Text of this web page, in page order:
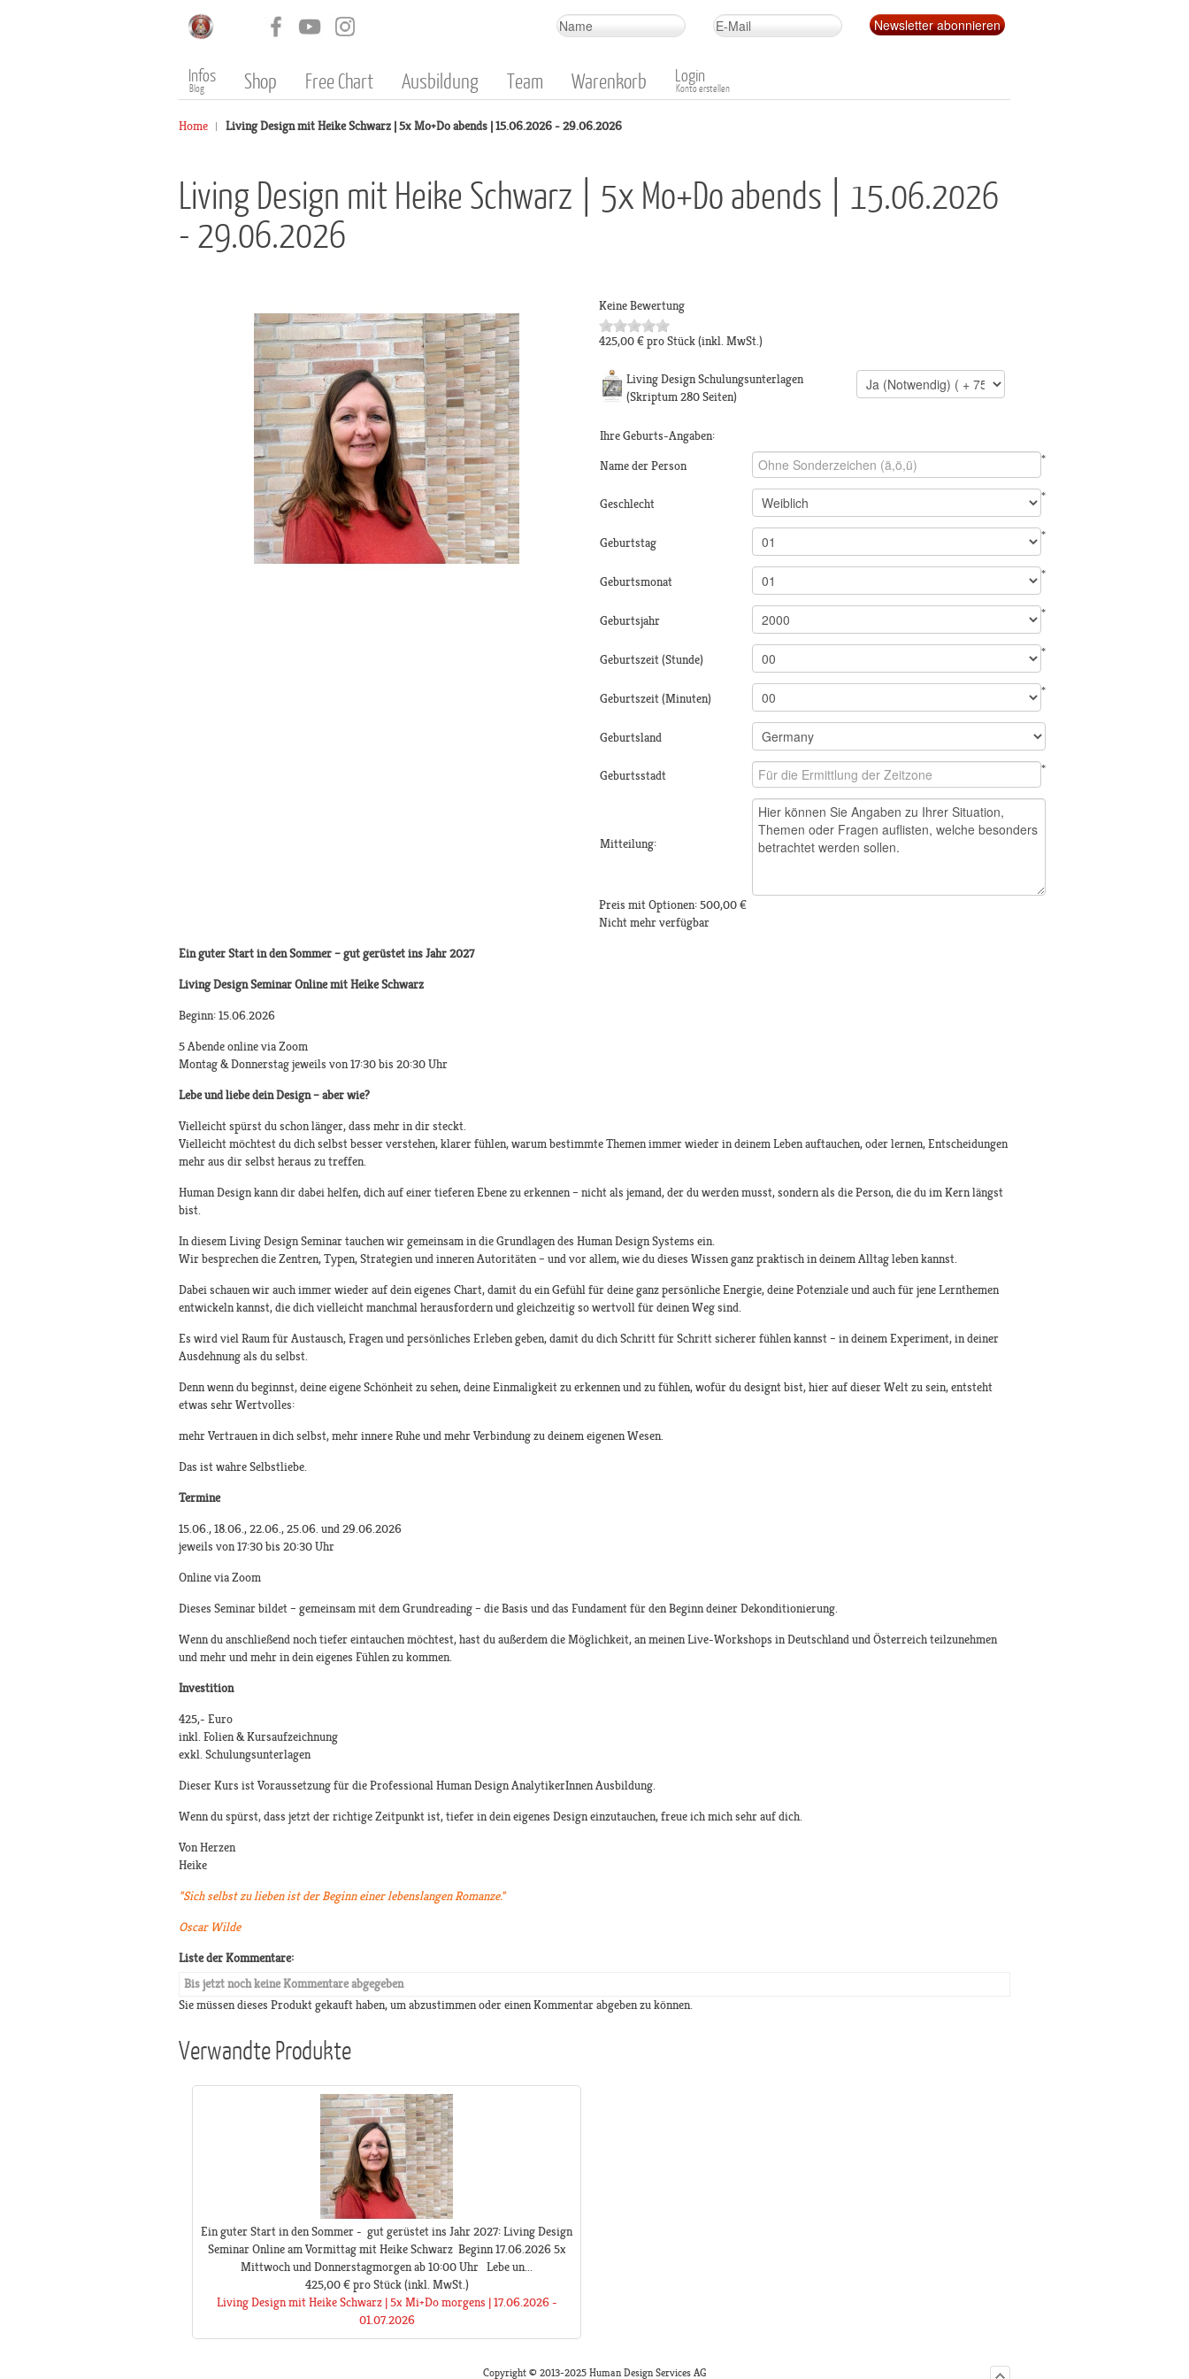
Infos
Blog Shop Free Chart Ausbildung Team Warenkorb Login
Konto erstellen
Home Living Design mit Heike Schwarz | 5x Mo+Do abends | 15.06.2026 - 29.06.2026
Living Design mit Heike Schwarz | 5x Mo+Do abends | 15.06.2026
- 29.06.2026
Keine Bewertung
425,00 €pro Stück(inkl. MwSt.)
Living Design Schulungsunterlagen
(Skriptum 280 Seiten)
Ihre Geburts-Angaben:
Name der Person
*
Geschlecht *
Geburtstag *
Geburtsmonat *
Geburtsjahr *
Geburtszeit (Stunde) *
Geburtszeit (Minuten) *
Geburtsland
Geburtsstadt *
Mitteilung:
Preis mit Optionen:500,00 €
Nicht mehr verfügbar
Ein guter Start in den Sommer – gut gerüstet ins Jahr 2027
Living Design Seminar Online mit Heike Schwarz
Beginn: 15.06.2026
5 Abende online via Zoom
Montag & Donnerstag jeweils von 17:30 bis 20:30 Uhr
Lebe und liebe dein Design – aber wie?
Vielleicht spürst du schon länger, dass mehr in dir steckt.
Vielleicht möchtest du dich selbst besser verstehen, klarer fühlen, warum bestimmte Themen immer wieder in deinem Leben auftauchen, oder lernen, Entscheidungen
mehr aus dir selbst heraus zu treffen.
Human Design kann dir dabei helfen, dich auf einer tieferen Ebene zu erkennen – nicht als jemand, der du werden musst, sondern als die Person, die du im Kern längst
bist.
In diesem Living Design Seminar tauchen wir gemeinsam in die Grundlagen des Human Design Systems ein.
Wir besprechen die Zentren, Typen, Strategien und inneren Autoritäten – und vor allem, wie du dieses Wissen ganz praktisch in deinem Alltag leben kannst.
Dabei schauen wir auch immer wieder auf dein eigenes Chart, damit du ein Gefühl für deine ganz persönliche Energie, deine Potenziale und auch für jene Lernthemen
entwickeln kannst, die dich vielleicht manchmal herausfordern und gleichzeitig so wertvoll für deinen Weg sind.
Es wird viel Raum für Austausch, Fragen und persönliches Erleben geben, damit du dich Schritt für Schritt sicherer fühlen kannst – in deinem Experiment, in deiner
Ausdehnung als du selbst.
Denn wenn du beginnst, deine eigene Schönheit zu sehen, deine Einmaligkeit zu erkennen und zu fühlen, wofür du designt bist, hier auf dieser Welt zu sein, entsteht
etwas sehr Wertvolles:
mehr Vertrauen in dich selbst, mehr innere Ruhe und mehr Verbindung zu deinem eigenen Wesen.
Das ist wahre Selbstliebe.
Termine
15.06., 18.06., 22.06., 25.06. und 29.06.2026
jeweils von 17:30 bis 20:30 Uhr
Online via Zoom
Dieses Seminar bildet – gemeinsam mit dem Grundreading – die Basis und das Fundament für den Beginn deiner Dekonditionierung.
Wenn du anschließend noch tiefer eintauchen möchtest, hast du außerdem die Möglichkeit, an meinen Live-Workshops in Deutschland und Österreich teilzunehmen
und mehr und mehr in dein eigenes Fühlen zu kommen.
Investition
425,- Euro
inkl. Folien & Kursaufzeichnung
exkl. Schulungsunterlagen
Dieser Kurs ist Voraussetzung für die Professional Human Design AnalytikerInnen Ausbildung.
Wenn du spürst, dass jetzt der richtige Zeitpunkt ist, tiefer in dein eigenes Design einzutauchen, freue ich mich sehr auf dich.
Von Herzen
Heike
"Sich selbst zu lieben ist der Beginn einer lebenslangen Romanze."
Oscar Wilde
Liste der Kommentare:
Bis jetzt noch keine Kommentare abgegeben
Sie müssen dieses Produkt gekauft haben, um abzustimmen oder einen Kommentar abgeben zu können.
Verwandte Produkte
Ein guter Start in den Sommer - gut gerüstet ins Jahr 2027: Living Design
Seminar Online am Vormittag mit Heike Schwarz Beginn 17.06.2026 5x
Mittwoch und Donnerstagmorgen ab 10:00 Uhr Lebe un...
425,00 € pro Stück(inkl. MwSt.)
Living Design mit Heike Schwarz | 5x Mi+Do morgens | 17.06.2026 -
01.07.2026
Copyright © 2013-2025 Human Design Services AG